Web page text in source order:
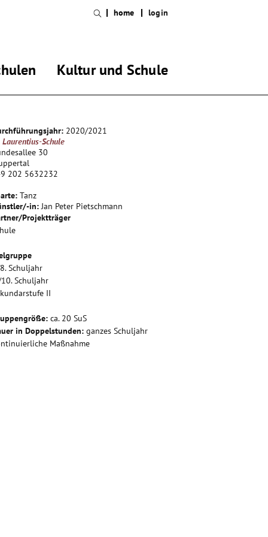
Kultur und Schule
home login
2020/2021
Laurentius-Schule
30
202 5632232
Tanz
in:Jan Peter Pietschmann
Projektträger
Schuljahr
Schuljahr
II
ca. 20 SuS
in Doppelstunden: ganzes Schuljahr
Maßnahme